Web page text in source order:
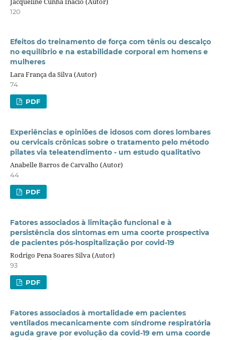
120
Efeitos do treinamento de força com tênis ou descalço
no equilíbrio e na estabilidade corporal em homens e
mulheres
Lara França da Silva (Autor)
74
PDF
Experiências e opiniões de idosos com dores lombares
ou cervicais crônicas sobre o tratamento pelo método
pilates via teleatendimento - um estudo qualitativo
Anabelle Barros de Carvalho (Autor)
44
PDF
Fatores associados à limitação funcional e à
persistência dos sintomas em uma coorte prospectiva
de pacientes pós-hospitalização por covid-19
Rodrigo Pena Soares Silva (Autor)
93
PDF
Fatores associados à mortalidade em pacientes
ventilados mecanicamente com síndrome respiratória
aguda grave por evolução da covid-19 em uma coorde